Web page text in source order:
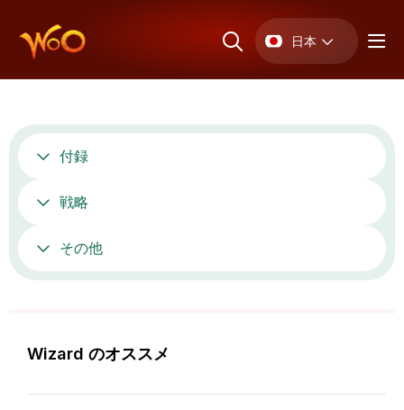
日本
付録
戦略
その他
Wizard のオススメ